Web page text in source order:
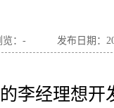
： - 发布日期：
李经理想开